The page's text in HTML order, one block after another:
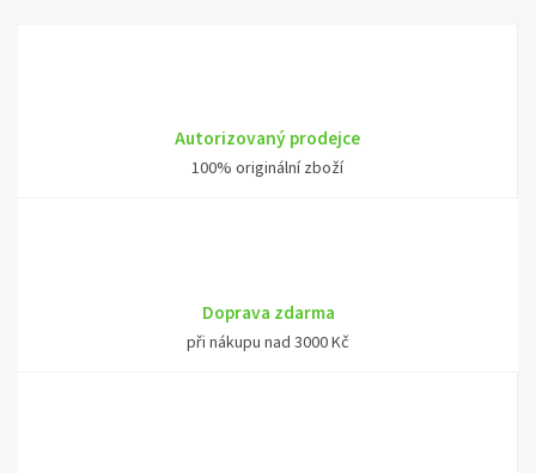
Autorizovaný prodejce
100% originální zboží
Doprava zdarma
při nákupu nad 3000 Kč